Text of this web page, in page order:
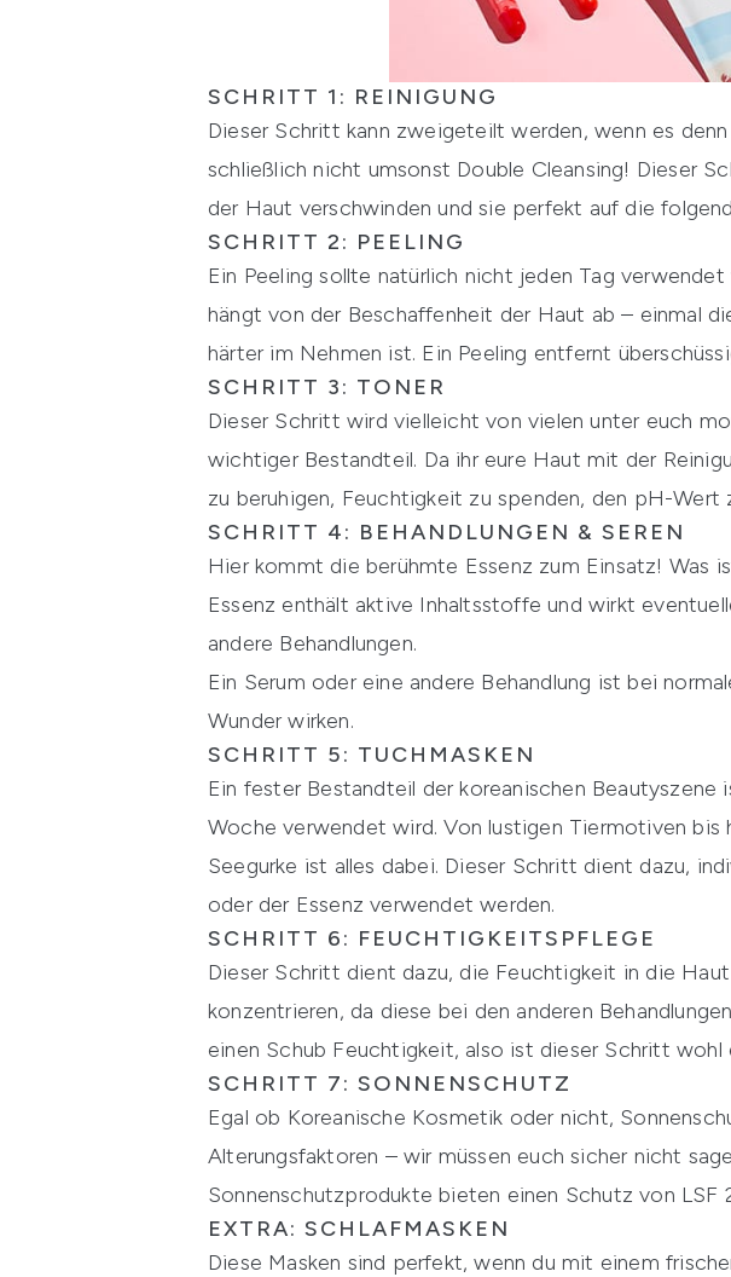
SCHRITT 1: REINIGUNG
Dieser Schritt kann zweigeteilt werden, wenn es
schließlich nicht umsonst Double Cleansing! Dieser
der Haut verschwinden und sie perfekt auf die
SCHRITT 2: PEELING
Ein Peeling sollte natürlich nicht jeden Tag
hängt von der Beschaffenheit der Haut ab – einmal
härter im Nehmen ist. Ein Peeling entfernt
SCHRITT 3: TONER
Dieser Schritt wird vielleicht von vielen unter euch
wichtiger Bestandteil. Da ihr eure Haut mit der
zu beruhigen, Feuchtigkeit zu spenden, den pH-
SCHRITT 4: BEHANDLUNGEN & SEREN
Hier kommt die berühmte Essenz zum Einsatz! Was
Essenz enthält aktive Inhaltsstoffe und wirkt
andere Behandlungen.
Ein Serum oder eine andere Behandlung ist bei
Wunder wirken.
SCHRITT 5: TUCHMASKEN
Ein fester Bestandteil der koreanischen
Woche verwendet wird. Von lustigen Tiermotiven
Seegurke ist alles dabei. Dieser Schritt dient dazu,
oder der Essenz verwendet werden.
SCHRITT 6: FEUCHTIGKEITSPFLEGE
Dieser Schritt dient dazu, die Feuchtigkeit in die
konzentrieren, da diese bei den anderen
einen Schub Feuchtigkeit, also ist dieser Schritt
SCHRITT 7: SONNENSCHUTZ
Egal ob Koreanische Kosmetik oder nicht,
Alterungsfaktoren – wir müssen euch sicher nicht
Sonnenschutzprodukte bieten einen Schutz von LSF
EXTRA: SCHLAFMASKEN
Diese Masken sind perfekt, wenn du mit einem